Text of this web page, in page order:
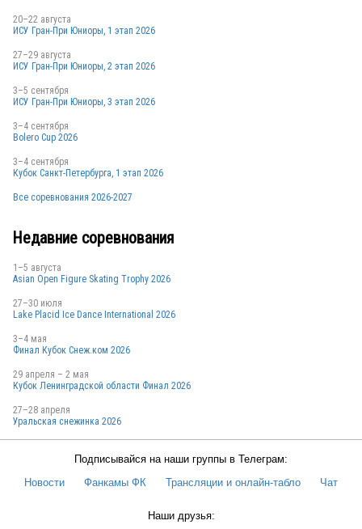
20–22 августа
ИСУ Гран-При Юниоры, 1 этап 2026
27–29 августа
ИСУ Гран-При Юниоры, 2 этап 2026
3–5 сентября
ИСУ Гран-При Юниоры, 3 этап 2026
3–4 сентября
Bolero Cup 2026
3–4 сентября
Кубок Санкт-Петербурга, 1 этап 2026
Все соревнования 2026-2027
Недавние соревнования
1–5 августа
Asian Open Figure Skating Trophy 2026
27–30 июля
Lake Placid Ice Dance International 2026
3–4 мая
Финал Кубок Снеж.ком 2026
29 апреля – 2 мая
Кубок Ленинградской области Финал 2026
27–28 апреля
Уральская снежинка 2026
Подписывайся на наши группы в Телеграм:
Новости
Фанкамы ФК Трансляции и онлайн-табло Чат
Наши друзья: